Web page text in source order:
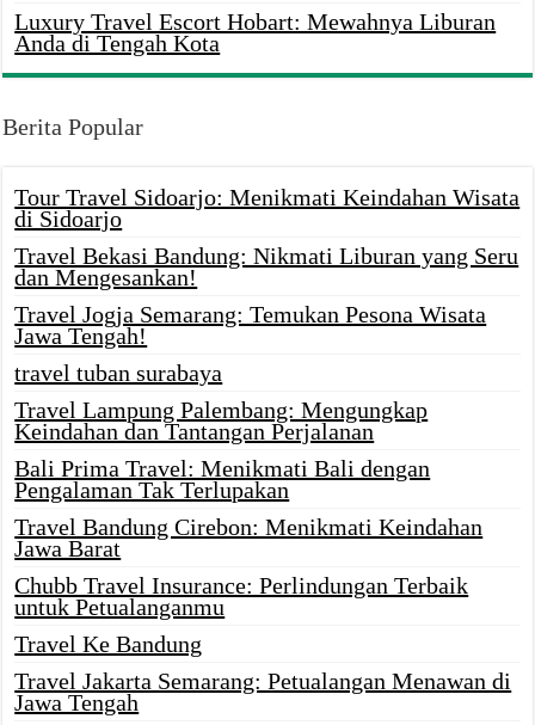
Luxury Travel Escort Hobart: Mewahnya Liburan
Anda di Tengah Kota
Berita Popular
Tour Travel Sidoarjo: Menikmati Keindahan Wisata
di Sidoarjo
Travel Bekasi Bandung: Nikmati Liburan yang Seru
dan Mengesankan!
Travel Jogja Semarang: Temukan Pesona Wisata
Jawa Tengah!
travel tuban surabaya
Travel Lampung Palembang: Mengungkap
Keindahan dan Tantangan Perjalanan
Bali Prima Travel: Menikmati Bali dengan
Pengalaman Tak Terlupakan
Travel Bandung Cirebon: Menikmati Keindahan
Jawa Barat
Chubb Travel Insurance: Perlindungan Terbaik
untuk Petualanganmu
Travel Ke Bandung
Travel Jakarta Semarang: Petualangan Menawan di
Jawa Tengah